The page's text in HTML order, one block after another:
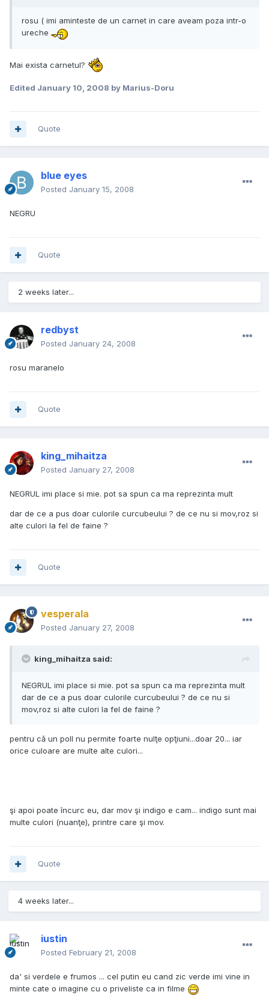
rosu ( imi aminteste de un carnet in care aveam poza intr-o
ureche
Mai exista carnetul?
Edited January 10, 2008 by Marius-Doru
Quote
blue eyes
Posted January 15, 2008
NEGRU
Quote
2 weeks later...
redbyst
Posted January 24, 2008
rosu maranelo
Quote
king_mihaitza
Posted January 27, 2008
NEGRUL imi place si mie. pot sa spun ca ma reprezinta mult
dar de ce a pus doar culorile curcubeului ? de ce nu si mov,roz si
alte culori la fel de faine ?
Quote
vesperala
Posted January 27, 2008
king_mihaitza said:
NEGRUL imi place si mie. pot sa spun ca ma reprezinta mult
dar de ce a pus doar culorile curcubeului ? de ce nu si
mov,roz si alte culori la fel de faine ?
pentru că un poll nu permite foarte nulţe opţiuni...doar 20... iar
orice culoare are multe alte culori...
şi apoi poate încurc eu, dar mov şi indigo e cam... indigo sunt mai
multe culori (nuanţe), printre care şi mov.
Quote
4 weeks later...
iustin
Posted February 21, 2008
da' si verdele e frumos ... cel putin eu cand zic verde imi vine in
minte cate o imagine cu o priveliste ca in filme